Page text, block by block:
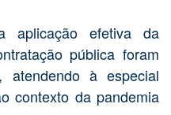
aplicação efetiva da
pública foram
atendendo à especial
contexto da pandemia